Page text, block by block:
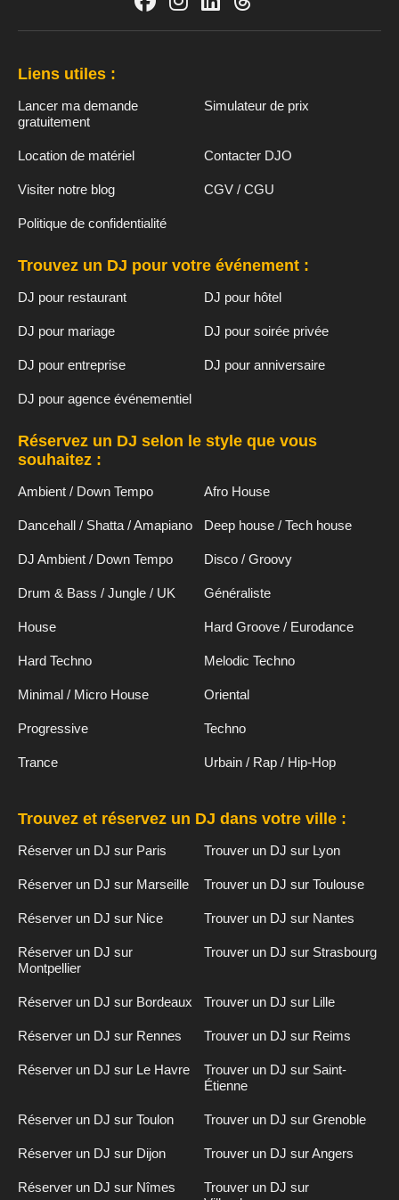
Liens utiles :
Lancer ma demande
gratuitement
Simulateur de prix
Location de matériel Contacter DJO
Visiter notre blog CGV / CGU
Politique de confidentialité
Trouvez un DJ pour votre événement :
DJ pour restaurant DJ pour hôtel
DJ pour mariage DJ pour soirée privée
DJ pour entreprise DJ pour anniversaire
DJ pour agence événementiel
Réservez un DJ selon le style que vous
souhaitez :
Ambient / Down Tempo Afro House
Dancehall / Shatta / Amapiano Deep house / Tech house
DJ Ambient / Down Tempo Disco / Groovy
Drum & Bass / Jungle / UK Généraliste
House Hard Groove / Eurodance
Hard Techno Melodic Techno
Minimal / Micro House Oriental
Progressive Techno
Trance Urbain / Rap / Hip-Hop
Trouvez et réservez un DJ dans votre ville :
Réserver un DJ sur Paris Trouver un DJ sur Lyon
Réserver un DJ sur Marseille Trouver un DJ sur Toulouse
Réserver un DJ sur Nice Trouver un DJ sur Nantes
Réserver un DJ sur
Montpellier
Trouver un DJ sur Strasbourg
Réserver un DJ sur Bordeaux Trouver un DJ sur Lille
Réserver un DJ sur Rennes Trouver un DJ sur Reims
Réserver un DJ sur Le Havre
Trouver un DJ sur Saint-
Étienne
Réserver un DJ sur Toulon Trouver un DJ sur Grenoble
Réserver un DJ sur Dijon Trouver un DJ sur Angers
Réserver un DJ sur Nîmes
Trouver un DJ sur